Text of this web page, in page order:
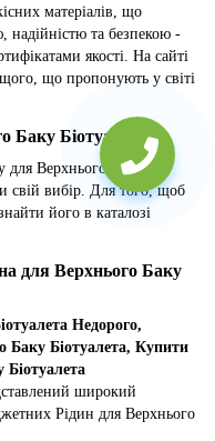
матеріалів, що
надійністю та безпекою -
якості. На сайті
що пропонують у світі
Баку Біотуалета
для Верхнього Баку
свій вибір. Для того, щоб
його в каталозі
для Верхнього Баку
Недорого,
Баку Біотуалета, Купити
широкий
Рідин для Верхнього